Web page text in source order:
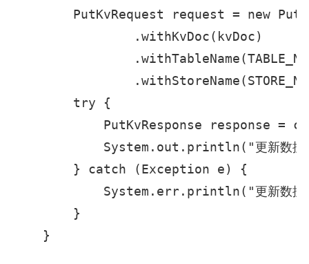
PutKvRequest request = new
                .withKvDoc(kvDoc)
        try {
PutKvResponse response =
System.out.println("更新数
        } catch (Exception e) {
System.err.println("更新数
        }
    }